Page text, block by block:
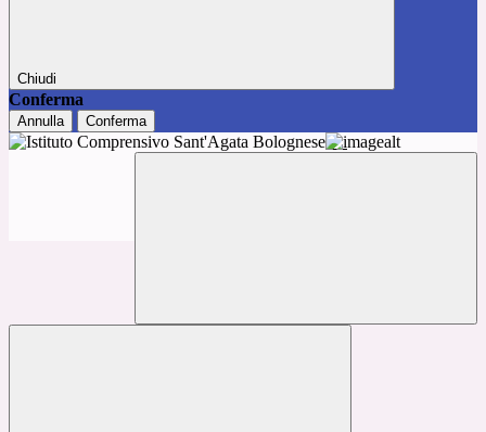
Chiudi
Conferma
Annulla Conferma